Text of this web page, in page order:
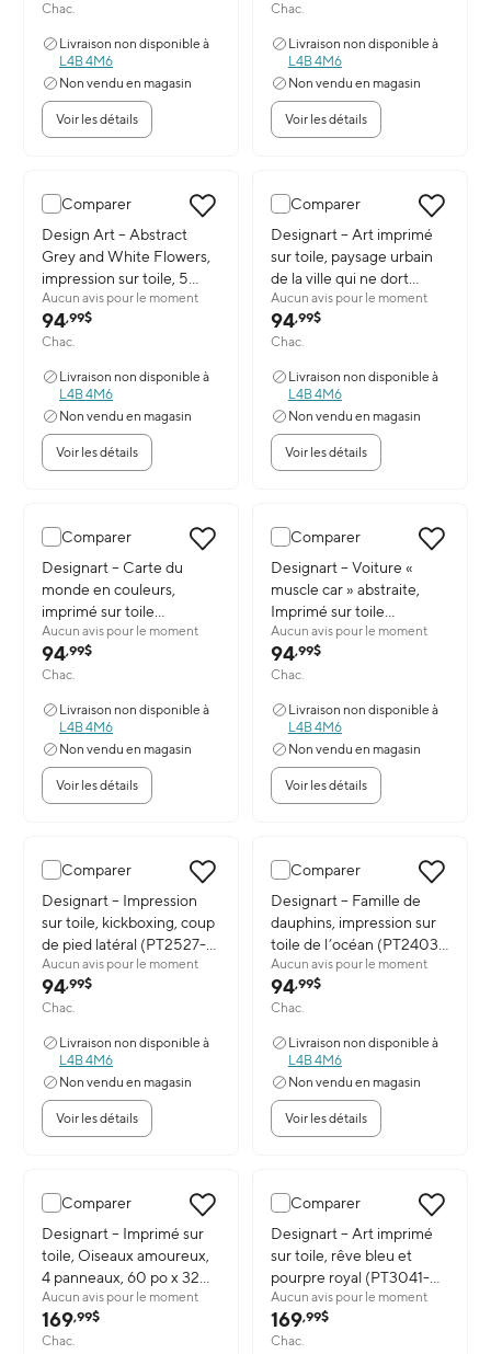
Chac.
Livraison non disponible à
L4B 4M6
Non vendu en magasin
Voir les détails
Chac.
Livraison non disponible à
L4B 4M6
Non vendu en magasin
Voir les détails
Comparer
Image du produit: Design Art – Abstract Grey and White Flowers,
Design Art – Abstract
Grey and White Flowers,
impression sur toile, 5
panneaux (PT2001-
32X16-1P)
Aucun avis pour le moment
94,99$
Chac.
Livraison non disponible à
L4B 4M6
Non vendu en magasin
Voir les détails
Comparer
Image du produit: Designart –
Designart – Art imprimé
sur toile, paysage urbain
de la ville qui ne dort
jamais, (PT3309-32-16)
Aucun avis pour le moment
94,99$
Chac.
Livraison non disponible à
L4B 4M6
Non vendu en magasin
Voir les détails
Comparer
Image du produit: Designart – Carte du monde en couleurs,
Designart – Carte du
monde en couleurs,
imprimé sur toile
(PT2725-32-16)
Aucun avis pour le moment
94,99$
Chac.
Livraison non disponible à
L4B 4M6
Non vendu en magasin
Voir les détails
Comparer
Image du produit: Designart –
Designart – Voiture «
muscle car » abstraite,
Imprimé sur toile
(PT2648-32-16)
Aucun avis pour le moment
94,99$
Chac.
Livraison non disponible à
L4B 4M6
Non vendu en magasin
Voir les détails
Comparer
Image du produit: Designart – Impression sur toile, kickboxing,
Designart – Impression
sur toile, kickboxing, coup
de pied latéral (PT2527-
32-16)
Aucun avis pour le moment
94,99$
Chac.
Livraison non disponible à
L4B 4M6
Non vendu en magasin
Voir les détails
Comparer
Image du produit: Designart –
Designart – Famille de
dauphins, impression sur
toile de l’océan (PT2403-
32-16)
Aucun avis pour le moment
94,99$
Chac.
Livraison non disponible à
L4B 4M6
Non vendu en magasin
Voir les détails
Comparer
Image du produit: Designart – Imprimé sur toile, Oiseaux
Designart – Imprimé sur
toile, Oiseaux amoureux,
4 panneaux, 60 po x 32
po, (PT1221G)
Aucun avis pour le moment
169,99$
Chac.
Comparer
Image du produit: Designart –
Designart – Art imprimé
sur toile, rêve bleu et
pourpre royal (PT3041-
373)
Aucun avis pour le moment
169,99$
Chac.